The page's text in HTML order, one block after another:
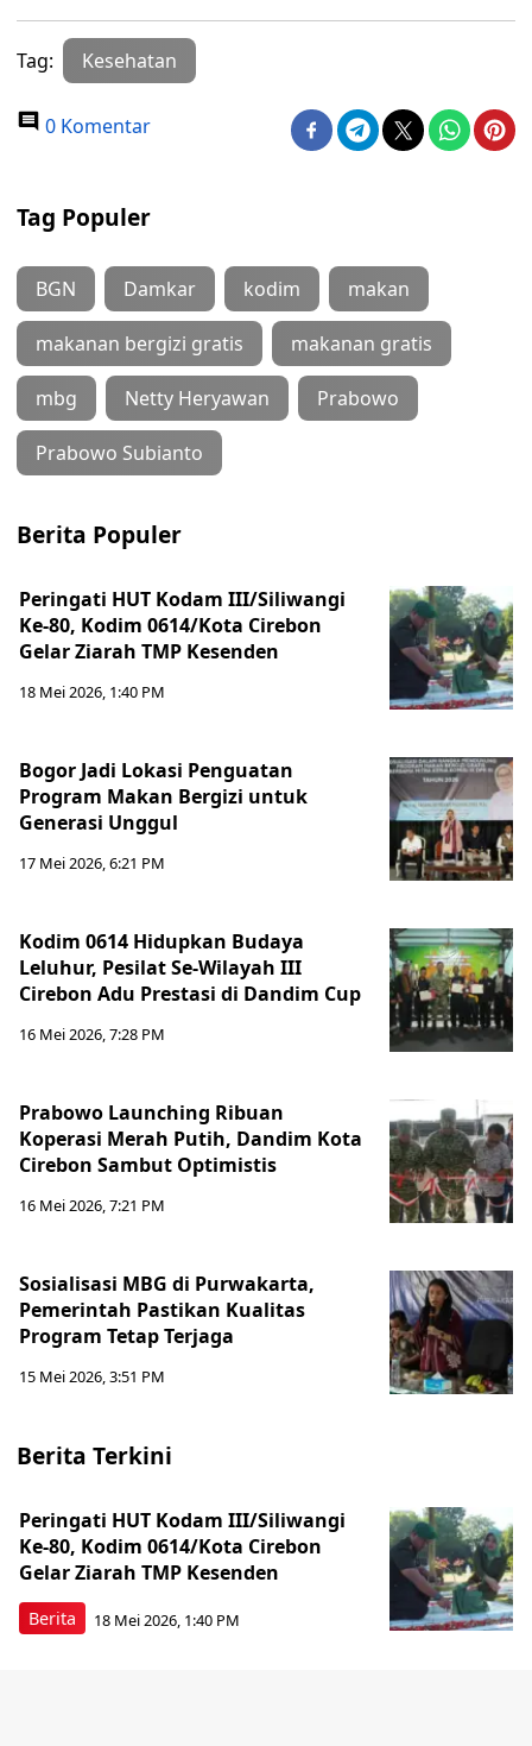
Tag: Kesehatan
0 Komentar
Tag Populer
BGN Damkar kodim makan
makanan bergizi gratis makanan gratis
mbg Netty Heryawan Prabowo
Prabowo Subianto
Berita Populer
Peringati HUT Kodam III/Siliwangi
Ke-80, Kodim 0614/Kota Cirebon
Gelar Ziarah TMP Kesenden
18 Mei 2026, 1:40 PM
Bogor Jadi Lokasi Penguatan
Program Makan Bergizi untuk
Generasi Unggul
17 Mei 2026, 6:21 PM
Kodim 0614 Hidupkan Budaya
Leluhur, Pesilat Se-Wilayah III
Cirebon Adu Prestasi di Dandim Cup
16 Mei 2026, 7:28 PM
Prabowo Launching Ribuan
Koperasi Merah Putih, Dandim Kota
Cirebon Sambut Optimistis
16 Mei 2026, 7:21 PM
Sosialisasi MBG di Purwakarta,
Pemerintah Pastikan Kualitas
Program Tetap Terjaga
15 Mei 2026, 3:51 PM
Berita Terkini
Berita
Peringati HUT Kodam III/Siliwangi
Ke-80, Kodim 0614/Kota Cirebon
Gelar Ziarah TMP Kesenden
18 Mei 2026, 1:40 PM